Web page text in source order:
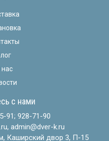
с нами
91; 928-71-90
admin@dver-k.ru
Каширский двор 3, П-15